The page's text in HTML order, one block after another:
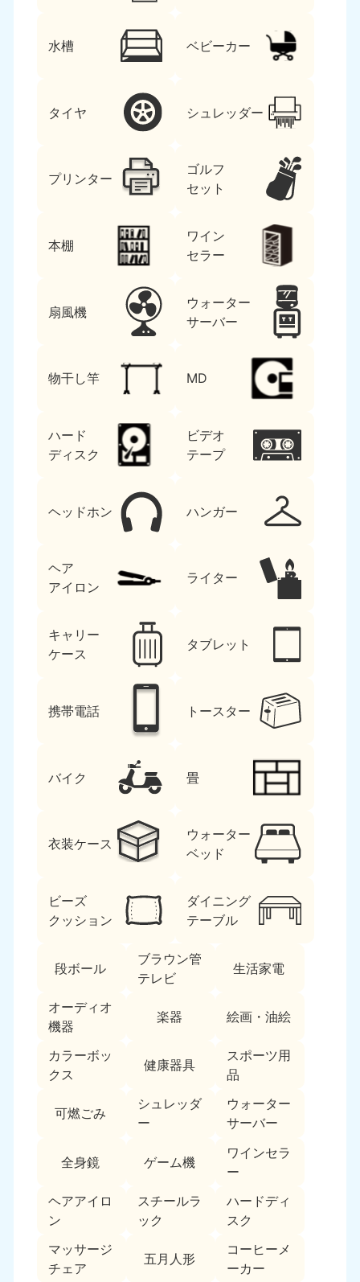
水槽 ベビーカー
タイヤ シュレッダー
プリンター
ゴルフ
セット
本棚
ワイン
セラー
扇風機
ウォーター
サーバー
物干し竿 MD
ハード
ディスク
ビデオ
テープ
ヘッドホン ハンガー
ヘア
アイロン
ライター
キャリー
ケース
タブレット
携帯電話 トースター
バイク 畳
衣装ケース
ウォーター
ベッド
ビーズ
クッション
ダイニング
テーブル
段ボール
ブラウン管
テレビ
生活家電
オーディオ
機器
楽器 絵画・油絵
カラーボッ
クス
健康器具
スポーツ用
品
可燃ごみ
シュレッダ
ー
ウォーター
サーバー
全身鏡 ゲーム機
ワインセラ
ー
ヘアアイロ
ン
スチールラ
ック
ハードディ
スク
マッサージ
チェア
五月人形
コーヒーメ
ーカー
北海道・東北
050-1881-5277
9:00〜19:00 年中無休
050-1881-5276
9:00〜19:00 年中無休
岩手県
9:00〜19:00 年中無休 9:00〜19:00 年中無休
050-1881-5273
9:00〜19:00 年中無休
050-1881-5272
9:00〜19:00 年中無休